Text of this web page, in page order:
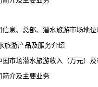
总部、潜水旅游市场地位
产品及服务介绍
潜水旅游收入（万元）及
及主要业务